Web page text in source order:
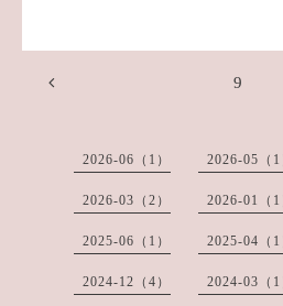
9
2026-06（1） 2026-05（1
2026-03（2） 2026-01（1
2025-06（1） 2025-04（1
2024-12（4） 2024-03（1